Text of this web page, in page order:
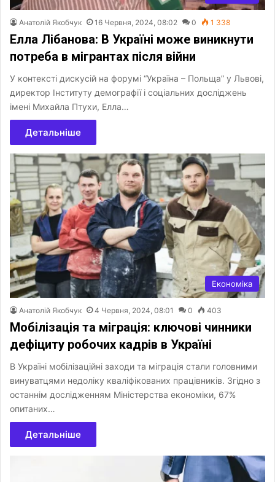
Анатолій Якобчук 16 Червня, 2024, 08:02 0 1 338
Елла Лібанова: В Україні може виникнути
потреба в мігрантах після війни
У контексті дискусій на форумі “Україна – Польща” у Львові,
директор Інституту демографії і соціальних досліджень
імені Михайла Птухи, Елла…
Детальніше
Економіка
Анатолій Якобчук 4 Червня, 2024, 08:01 0 403
Мобілізація та міграція: ключові чинники
дефіциту робочих кадрів в Україні
В Україні мобілізаційні заходи та міграція стали головними
винуватцями недоліку кваліфікованих працівників. Згідно з
останнім дослідженням Міністерства економіки, 67%
опитаних…
Детальніше